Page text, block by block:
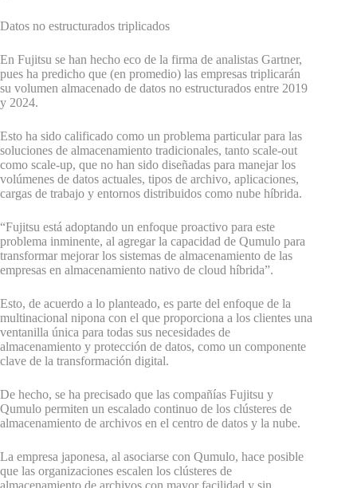
Datos no estructurados triplicados
En Fujitsu se han hecho eco de la firma de analistas Gartner,
pues ha predicho que (en promedio) las empresas triplicarán
su volumen almacenado de datos no estructurados entre 2019
y 2024.
Esto ha sido calificado como un problema particular para las
soluciones de almacenamiento tradicionales, tanto scale-out
como scale-up, que no han sido diseñadas para manejar los
volúmenes de datos actuales, tipos de archivo, aplicaciones,
cargas de trabajo y entornos distribuidos como nube híbrida.
“Fujitsu está adoptando un enfoque proactivo para este
problema inminente, al agregar la capacidad de Qumulo para
transformar mejorar los sistemas de almacenamiento de las
empresas en almacenamiento nativo de cloud híbrida”.
Esto, de acuerdo a lo planteado, es parte del enfoque de la
multinacional nipona con el que proporciona a los clientes una
ventanilla única para todas sus necesidades de
almacenamiento y protección de datos, como un componente
clave de la transformación digital.
De hecho, se ha precisado que las compañías Fujitsu y
Qumulo permiten un escalado continuo de los clústeres de
almacenamiento de archivos en el centro de datos y la nube.
La empresa japonesa, al asociarse con Qumulo, hace posible
que las organizaciones escalen los clústeres de
almacenamiento de archivos con mayor facilidad y sin